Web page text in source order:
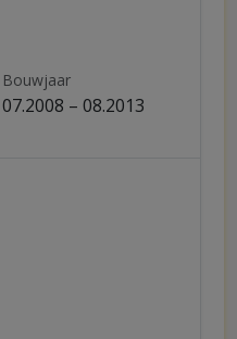
Bouwjaar
07.2008 – 08.2013